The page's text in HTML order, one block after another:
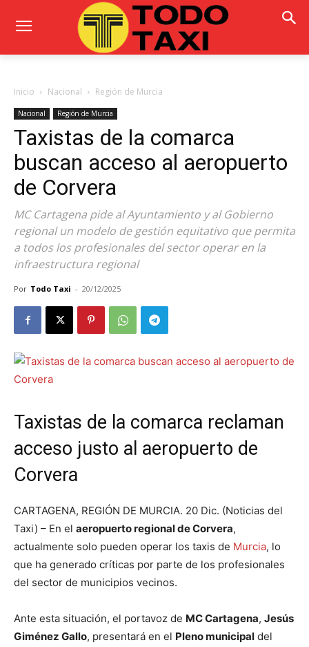
Inicio Nacional Región de Murcia
Nacional Región de Murcia
Taxistas de la comarca
buscan acceso al aeropuerto
de Corvera
MC Cartagena pide al Ayuntamiento y al Gobierno
regional un modelo de gestión equitativo que permita
a todos los profesionales del sector operar en la
infraestructura regional
Por Todo Taxi - 20/12/2025
Taxistas de la comarca reclaman
acceso justo al aeropuerto de
Corvera
CARTAGENA, REGIÓN DE MURCIA. 20 Dic. (Noticias del
Taxi) – En el aeropuerto regional de Corvera,
actualmente solo pueden operar los taxis de Murcia, lo
que ha generado críticas por parte de los profesionales
del sector de municipios vecinos.
Ante esta situación, el portavoz de MC Cartagena, Jesús
Giménez Gallo, presentará en el Pleno municipal del